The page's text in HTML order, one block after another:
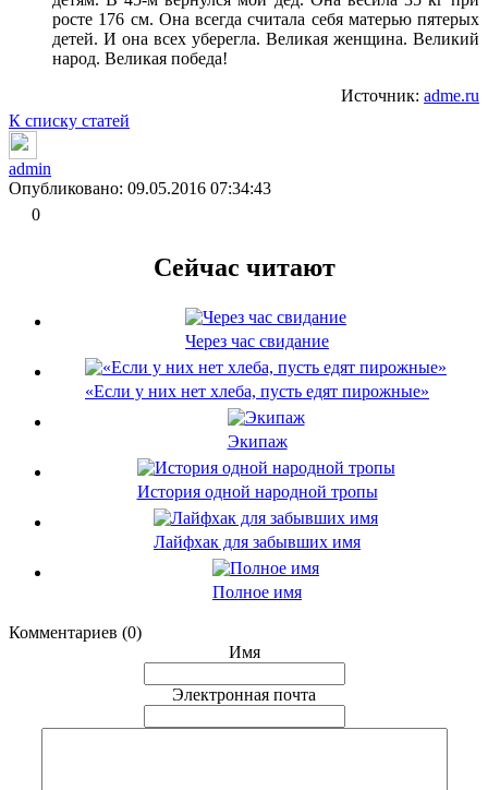
росте 176 см. Она всегда считала себя матерью пятерых
детей. И она всех уберегла. Великая женщина. Великий
народ. Великая победа!
Источник: adme.ru
К списку статей
admin
Опубликовано: 09.05.2016 07:34:43
0
Сейчас читают
Через час свидание
«Если у них нет хлеба, пусть едят пирожные»
Экипаж
История одной народной тропы
Лайфхак для забывших имя
Полное имя
Комментариев (0)
Имя
Электронная почта